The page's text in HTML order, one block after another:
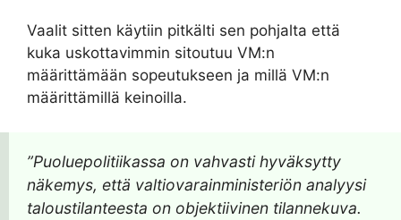
Vaalit sitten käytiin pitkälti sen pohjalta että
kuka uskottavimmin sitoutuu VM:n
määrittämään sopeutukseen ja millä VM:n
määrittämillä keinoilla.
”Puoluepolitiikassa on vahvasti hyväksytty
näkemys, että valtiovarainministeriön analyysi
taloustilanteesta on objektiivinen tilannekuva.